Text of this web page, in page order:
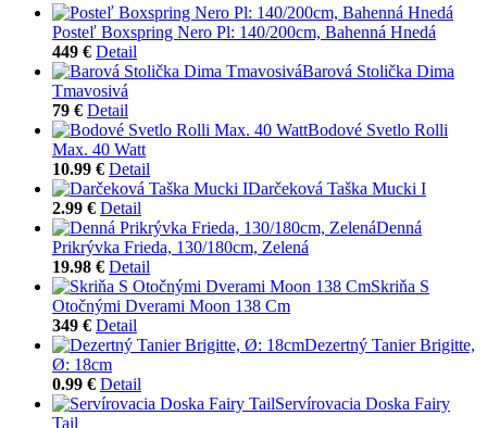
Posteľ Boxspring Nero Pl: 140/200cm, Bahenná Hnedá
449 € Detail
Barová Stolička Dima
Tmavosivá
79 € Detail
Bodové Svetlo Rolli
Max. 40 Watt
10.99 € Detail
Darčeková Taška Mucki I
2.99 € Detail
Denná
Prikrývka Frieda, 130/180cm, Zelená
19.98 € Detail
Skriňa S
Otočnými Dverami Moon 138 Cm
349 € Detail
Dezertný Tanier Brigitte,
Ø: 18cm
0.99 € Detail
Servírovacia Doska Fairy
Tail